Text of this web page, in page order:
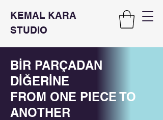
KEMAL KARA
STUDIO
BİR PARÇADAN
DİĞERİNE
FROM ONE PIECE TO
ANOTHER